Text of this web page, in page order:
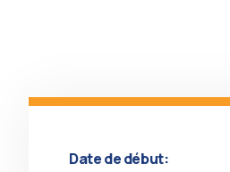
Date de début: